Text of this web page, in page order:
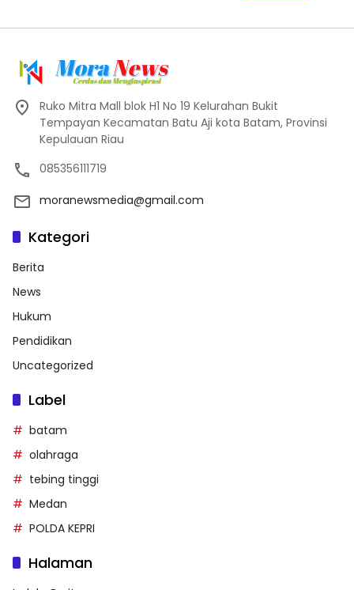
Ruko Mitra Mall blok H1 No 19 Kelurahan Bukit
Tempayan Kecamatan Batu Aji kota Batam, Provinsi
Kepulauan Riau
085356111719
moranewsmedia@gmail.com
Kategori
Berita
News
Hukum
Pendidikan
Uncategorized
Label
batam
olahraga
tebing tinggi
Medan
POLDA KEPRI
Halaman